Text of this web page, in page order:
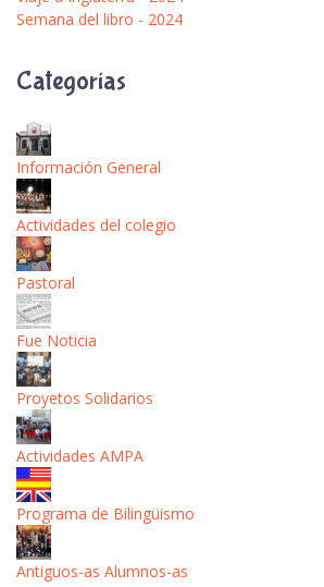
Semana del libro - 2024
Categorías
Información General
Actividades del colegio
Pastoral
Fue Noticia
Proyetos Solidarios
Actividades AMPA
Programa de Bilingüismo
Antiguos-as Alumnos-as